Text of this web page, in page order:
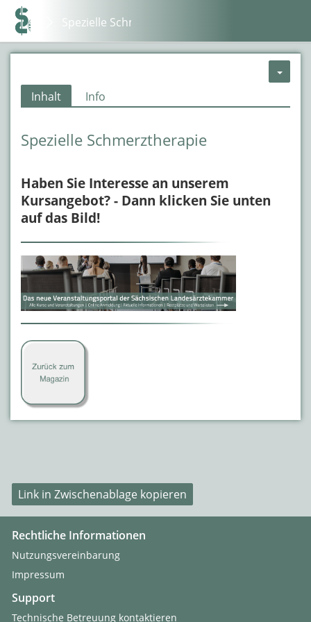
Spezielle Schmerztherapie
Inhalt Info
Spezielle Schmerztherapie
Haben Sie Interesse an unserem
Kursangebot? - Dann klicken Sie unten
auf das Bild!
Link in Zwischenablage kopieren
Rechtliche Informationen
Nutzungsvereinbarung
Impressum
Support
Technische Betreuung kontaktieren